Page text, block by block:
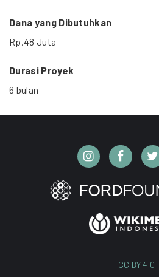
Dana yang Dibutuhkan
Rp.48 Juta
Durasi Proyek
6 bulan
CC BY 4.0